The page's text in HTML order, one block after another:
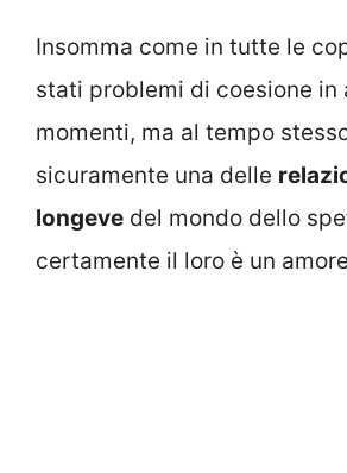
Insomma come in tutte le
stati problemi di coesione in
momenti, ma al tempo
sicuramente una delle
longeve del mondo dello
certamente il loro è un